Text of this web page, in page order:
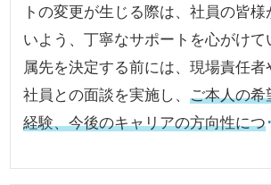
トの変更が生じる際は、社員の皆
いよう、丁寧なサポートを心がけ
属先を決定する前には、現場責任者
社員との面談を実施し、ご本人の希
経験、今後のキャリアの方向性につ